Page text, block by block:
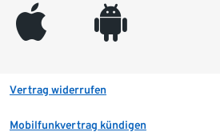
appleinc android
Vertrag widerrufen
Mobilfunkvertrag kündigen